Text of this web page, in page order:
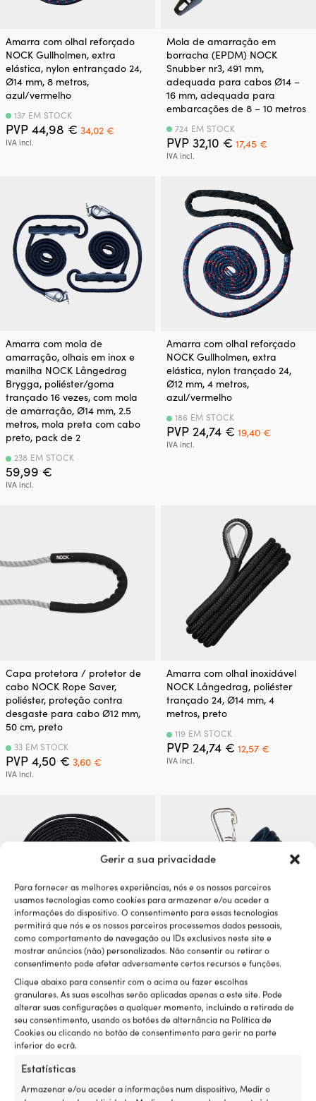
Gerir a sua privacidade
Para fornecer as melhores experiências, nós e os nossos parceiros
usamos tecnologias como cookies para armazenar e/ou aceder a
informações do dispositivo. O consentimento para essas tecnologias
permitirá que nós e os nossos parceiros processemos dados pessoais,
como comportamento de navegação ou IDs exclusivos neste site e
mostrar anúncios (não) personalizados. Não consentir ou retirar o
consentimento pode afetar adversamente certos recursos e funções.
Clique abaixo para consentir com o acima ou fazer escolhas
granulares. As suas escolhas serão aplicadas apenas a este site. Pode
alterar suas configurações a qualquer momento, incluindo a retirada de
seu consentimento, usando os botões de alternância na Política de
Cookies ou clicando no botão de consentimento para gerir na parte
inferior do ecrã.
Estatísticas
Armazenar e/ou aceder a informações num dispositivo, Medir o
Amarra com olhal reforçado
NOCK Gullholmen, extra
elástica, nylon entrançado 24,
Ø14 mm, 8 metros,
azul/vermelho
PVP 44,98 € O
preço
34,02 €
IVA incl.
137 EM STOCK
Mola de amarração em
borracha (EPDM) NOCK
Snubber nr3, 491 mm,
adequada para cabos Ø14 –
16 mm, adequada para
embarcações de 8 – 10 metros
PVP 32,10 € O
preço
32,10 €.
17,45 €O
IVA incl.
724 EM STOCK
Amarra com mola de
amarração, olhais em inox e
manilha NOCK Långedrag
Brygga, poliéster/goma
trançado 16 vezes, com mola
de amarração, Ø14 mm, 2.5
metros, mola preta com cabo
preto, pack de 2
59,99 €
IVA incl.
238 EM STOCK
Amarra com olhal reforçado
NOCK Gullholmen, extra
elástica, nylon trançado 24,
Ø12 mm, 4 metros,
azul/vermelho
PVP 24,74 € O
preço
19,40 €O
IVA incl.
186 EM STOCK
Capa protetora / protetor de
cabo NOCK Rope Saver,
poliéster, proteção contra
desgaste para cabo Ø12 mm,
50 cm, preto
PVP 4,50 € O
preço
4,50 €.
3,60 €
IVA incl.
33 EM STOCK
Amarra com olhal inoxidável
NOCK Långedrag, poliéster
trançado 24, Ø14 mm, 4
metros, preto
PVP 24,74 € O
preço
12,57 €O
IVA incl.
119 EM STOCK
Amarra com olhal entralhado
NOCK Smögen, poliéster 24-
trançado, Ø14 mm, 20 metros,
preto
PVP79,99€O
79,99 €.
48,65€O
48,65 €.
IVA incl.
78 EM STOCK
Amarra com mosquetão
entrançado NOCK Marstrand
Klick&Go, poliéster 16-
trançado, Ø12 mm, 6 metros,
azul marinho
era:
é:
172 EM STOCK